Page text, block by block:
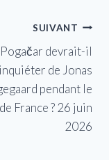
SUIVANT
devrait-il
de Jonas
pendant le
France ? 26 juin
2026